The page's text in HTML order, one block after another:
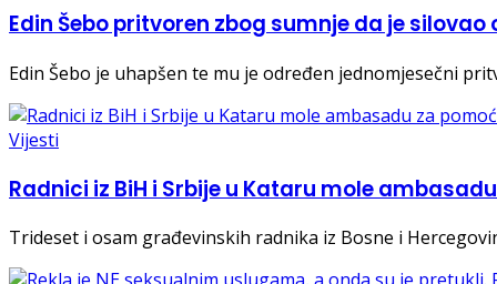
Edin Šebo pritvoren zbog sumnje da je
Edin Šebo je uhapšen te mu je određen jednomjesečni
Vijesti
Radnici iz BiH i Srbije u Kataru mole
Trideset i osam građevinskih radnika iz Bosne i